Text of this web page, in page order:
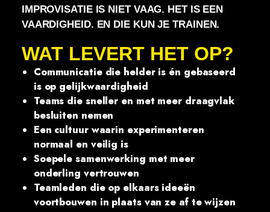
IMPROVISATIE IS NIET VAAG. HET IS EEN
VAARDIGHEID. EN DIE KUN JE TRAINEN.
WAT LEVERT HET OP?
Communicatie die helder is én gebaseerd
is op gelijkwaardigheid
Teams die sneller en met meer draagvlak
besluiten nemen
Een cultuur waarin experimenteren
normaal en veilig is
Soepele samenwerking met meer
onderling vertrouwen
Teamleden die op elkaars ideeën
voortbouwen in plaats van ze af te wijzen